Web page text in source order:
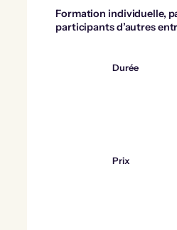
Formation individuelle,
participants d’autres
Durée
Prix